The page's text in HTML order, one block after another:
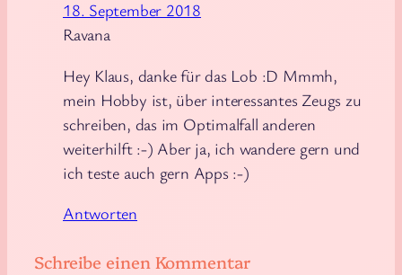
18. September 2018
Ravana
Hey Klaus, danke für das Lob :D Mmmh,
mein Hobby ist, über interessantes Zeugs zu
schreiben, das im Optimalfall anderen
weiterhilft :-) Aber ja, ich wandere gern und
ich teste auch gern Apps :-)
Antworten
Schreibe einen Kommentar